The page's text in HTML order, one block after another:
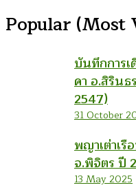
Popular (Most
บันทึกการเ
คา อ.สิรินธ
2547)
31 October
พญาเต่าเรื
จ.พิจิตร ปี
13 May 2025